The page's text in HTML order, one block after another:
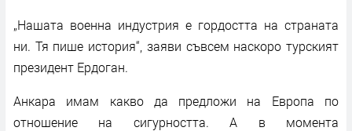
„Нашата военна индустрия е гордостта на страната
ни. Тя пише история“, заяви съвсем наскоро турският
президент Ердоган.
Анкара имам какво да предложи на Европа по
отношение на сигурността. А в момента